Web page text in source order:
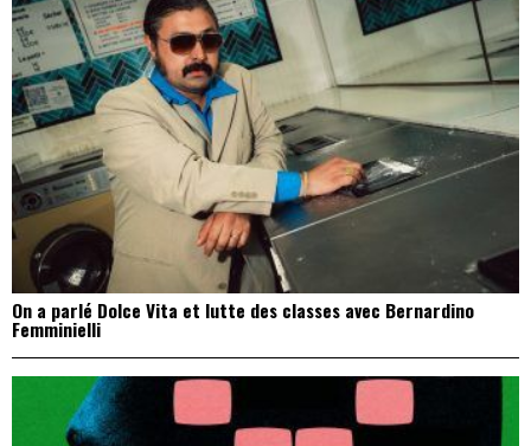
On a parlé Dolce Vita et lutte des classes avec Bernardino
Femminielli